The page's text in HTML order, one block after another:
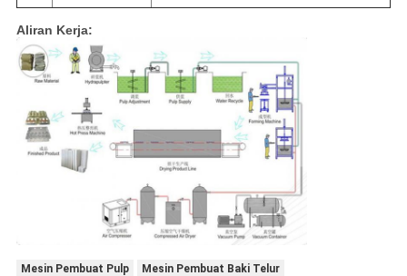
Aliran Kerja:
Mesin Pembuat Pulp
Mesin Pembuat Baki Telur